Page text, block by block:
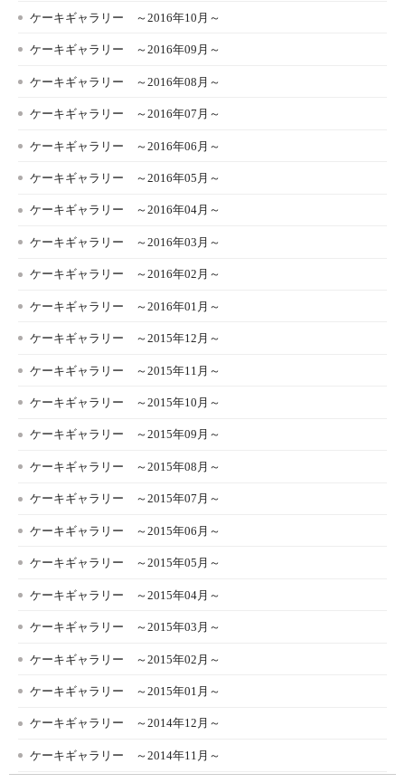
ケーキギャラリー ～2016年10月～
ケーキギャラリー ～2016年09月～
ケーキギャラリー ～2016年08月～
ケーキギャラリー ～2016年07月～
ケーキギャラリー ～2016年06月～
ケーキギャラリー ～2016年05月～
ケーキギャラリー ～2016年04月～
ケーキギャラリー ～2016年03月～
ケーキギャラリー ～2016年02月～
ケーキギャラリー ～2016年01月～
ケーキギャラリー ～2015年12月～
ケーキギャラリー ～2015年11月～
ケーキギャラリー ～2015年10月～
ケーキギャラリー ～2015年09月～
ケーキギャラリー ～2015年08月～
ケーキギャラリー ～2015年07月～
ケーキギャラリー ～2015年06月～
ケーキギャラリー ～2015年05月～
ケーキギャラリー ～2015年04月～
ケーキギャラリー ～2015年03月～
ケーキギャラリー ～2015年02月～
ケーキギャラリー ～2015年01月～
ケーキギャラリー ～2014年12月～
ケーキギャラリー ～2014年11月～